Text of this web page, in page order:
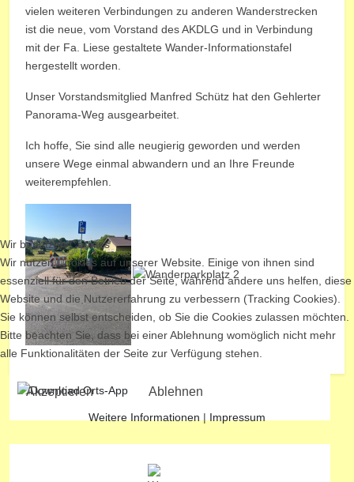
vielen weiteren Verbindungen zu anderen Wanderstrecken
ist die neue, vom Vorstand des AKDLG und in Verbindung
mit der Fa. Liese gestaltete Wander-Informationstafel
hergestellt worden.
Unser Vorstandsmitglied Manfred Schütz hat den Gehlerter
Panorama-Weg ausgearbeitet.
Ich hoffe, Sie sind alle neugierig geworden und werden
unsere Wege einmal abwandern und an Ihre Freunde
weiterempfehlen.
Wir benutzen Cookies
Wir nutzen Cookies auf unserer Website. Einige von ihnen sind
essenziell für den Betrieb der Seite, während andere uns helfen, diese
Website und die Nutzererfahrung zu verbessern (Tracking Cookies).
Sie können selbst entscheiden, ob Sie die Cookies zulassen möchten.
Bitte beachten Sie, dass bei einer Ablehnung womöglich nicht mehr
alle Funktionalitäten der Seite zur Verfügung stehen.
Akzeptieren Ablehnen
Weitere Informationen | Impressum